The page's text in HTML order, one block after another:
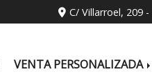
C/ Villarroel, 209 -
VENTA PERSONALIZADA